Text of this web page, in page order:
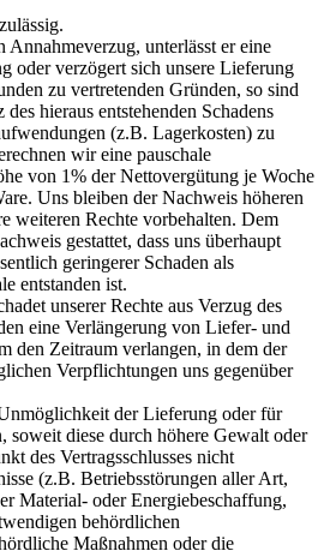
unterlässt er eine
oder verzögert sich unsere Lieferung
zu vertretenden Gründen, so sind
hieraus entstehenden Schadens
(z.B. Lagerkosten) zu
wir eine pauschale
von 1% der Nettovergütung je Woche
Uns bleiben der Nachweis höheren
weiteren Rechte vorbehalten. Dem
gestattet, dass uns überhaupt
geringerer Schaden als
entstanden ist.
unserer Rechte aus Verzug des
eine Verlängerung von Liefer- und
den Zeitraum verlangen, in dem der
Verpflichtungen uns gegenüber
der Lieferung oder für
soweit diese durch höhere Gewalt oder
des Vertragsschlusses nicht
(z.B. Betriebsstörungen aller Art,
Material- oder Energiebeschaffung,
behördlichen
Maßnahmen oder die